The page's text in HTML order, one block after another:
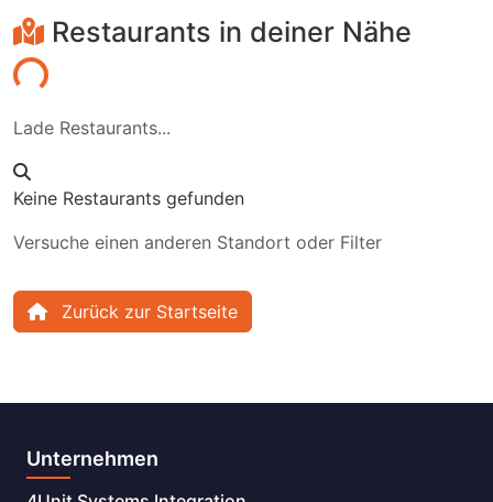
Restaurants in deiner Nähe
Lade Restaurants...
Keine Restaurants gefunden
Versuche einen anderen Standort oder Filter
Zurück zur Startseite
Unternehmen